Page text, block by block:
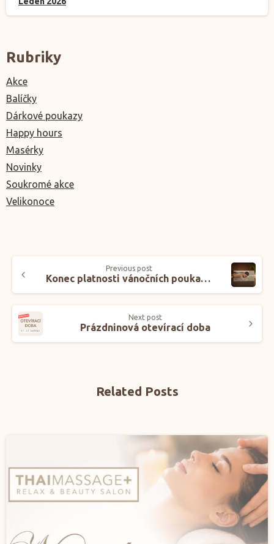
Rubriky
Akce
Balíčky
Dárkové poukazy
Happy hours
Masérky
Novinky
Soukromé akce
Velikonoce
Previous post
Konec platnosti vánočních poukazů!
Next post
Prázdninová otevírací doba
Related Posts
0